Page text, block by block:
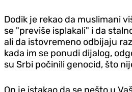
Dodik je rekao da muslimani
se "previše isplakali" i da
ali da istovremeno odbijaju
kada im se ponudi dijalog,
su Srbi počinili genocid, što